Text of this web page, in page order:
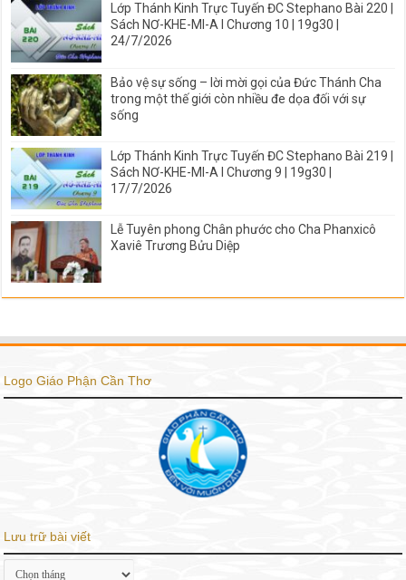
Lớp Thánh Kinh Trực Tuyến ĐC Stephano Bài 220 |
Sách NƠ-KHE-MI-A I Chương 10 | 19g30 |
24/7/2026
Bảo vệ sự sống – lời mời gọi của Đức Thánh Cha
trong một thế giới còn nhiều đe dọa đối với sự
sống
Lớp Thánh Kinh Trực Tuyến ĐC Stephano Bài 219 |
Sách NƠ-KHE-MI-A I Chương 9 | 19g30 |
17/7/2026
Lễ Tuyên phong Chân phước cho Cha Phanxicô
Xaviê Trương Bửu Diệp
Logo Giáo Phận Cần Thơ
Lưu trữ bài viết
Lưu